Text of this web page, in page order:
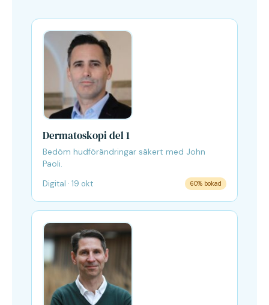
Dermatoskopi del 1
Bedöm hudförändringar säkert med John
Paoli.
Digital · 19 okt
60% bokad